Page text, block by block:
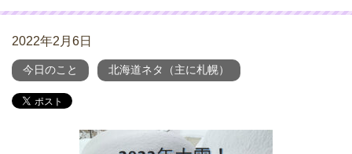
2022年2月6日
今日のこと 北海道ネタ（主に札幌）